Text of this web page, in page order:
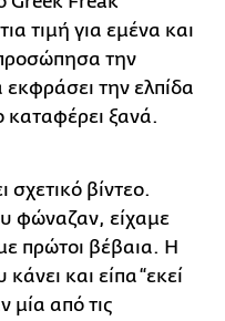
τιμή για εμένα και
την
την ελπίδα
καταφέρει ξανά.
βίντεο.
φώναζαν, είχαμε
πρώτοι βέβαια. Η
και είπα “εκεί
μία από τις